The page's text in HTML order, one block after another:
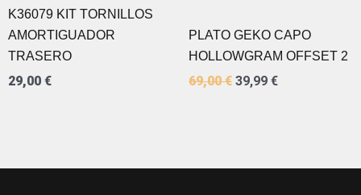
K36079 KIT TORNILLOS
AMORTIGUADOR
TRASERO
29,00 €
PLATO GEKO CAPO
HOLLOWGRAM OFFSET 2
69,00€ 39,99 €